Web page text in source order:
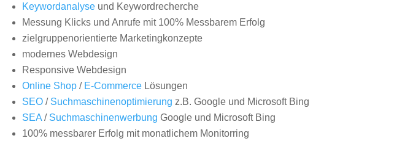
Keywordanalyseund Keywordrecherche
Messung Klicks und Anrufe mit 100% Messbarem Erfolg
zielgruppenorientierte Marketingkonzepte
modernes Webdesign
Responsive Webdesign
Online Shop/ E-CommerceLösungen
SEO/ Suchmaschinenoptimierung z.B. Google und Microsoft Bing
SEA/ Suchmaschinenwerbung Google und Microsoft Bing
100% messbarer Erfolg mit monatlichem Monitorring